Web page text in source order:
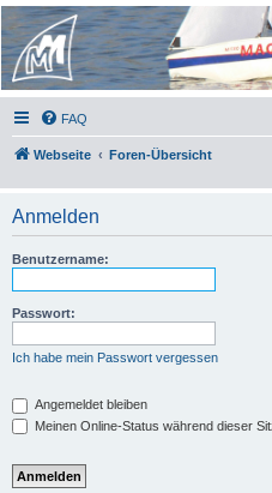
Micro Magic Forum
Deutschland
FAQ
Webseite Foren-Übersicht
Anmelden
Benutzername:
Passwort:
Ich habe mein Passwort vergessen
Angemeldet bleiben
Meinen Online-Status während dieser